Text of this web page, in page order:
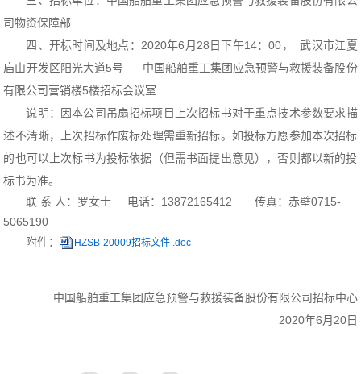
司物资保障部
四、开标时间及地点：2020年6月28日下午14：00， 武汉市江夏
庙山开发区阳光大道5号 中国船舶重工集团应急预警与救援装备股份
有限公司营销楼5楼招标会议室
说明：因本公司吊扇招标项目上次招标书对于重点技术参数要求描
述不清晰，上次招标作废标处理需重新招标。如投标方愿参加本次招标
的也可以上次标书为投标依据（但需书面提出意见），否则都以新的投
标书为准。
联 系 人：罗女士 电话：13872165412传真：赤壁0715-
5065190
附件：
HZSB-20009招标文件 .doc
中国船舶重工集团应急预警与救援装备股份有限公司招标中心
2020年6月20日